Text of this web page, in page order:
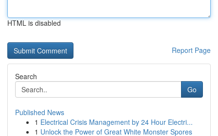
HTML is disabled
Report Page
Search
Go
Published News
1 Electrical Crisis Management by 24 Hour Electri...
1 Unlock the Power of Great White Monster Spores